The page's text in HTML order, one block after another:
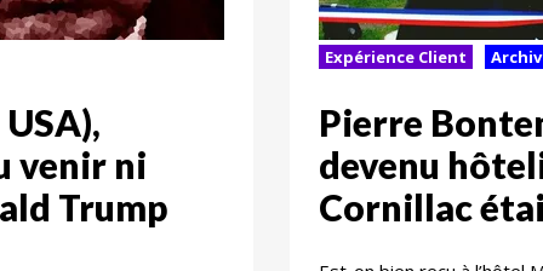
venir ni
Trump
Expérience Client
Pierre
devenu
Cornillac